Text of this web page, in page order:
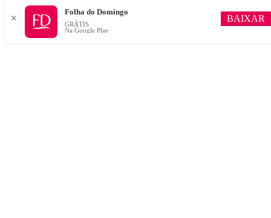
✕
Folha do Domingo
GRÁTIS
Na Google Play
BAIXAR